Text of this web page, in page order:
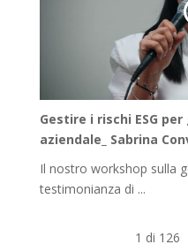
Gestire i rischi ESG
aziendale_ Sabrina
Il nostro workshop sulla
testimonianza di ...
1 di 126